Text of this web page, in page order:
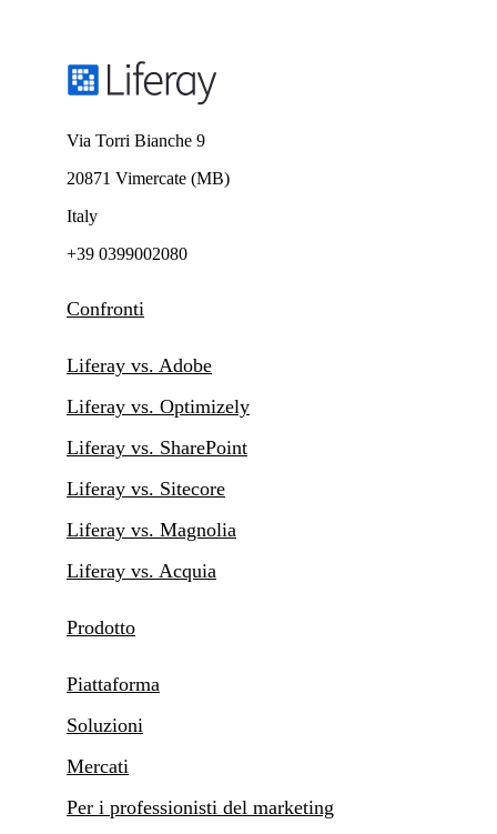
Via Torri Bianche 9
20871 Vimercate (MB)
Italy
+39 0399002080
Confronti
Liferay vs. Adobe
Liferay vs. Optimizely
Liferay vs. SharePoint
Liferay vs. Sitecore
Liferay vs. Magnolia
Liferay vs. Acquia
Prodotto
Piattaforma
Soluzioni
Mercati
Per i professionisti del marketing